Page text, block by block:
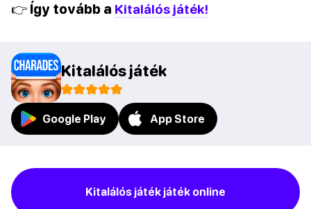
👉 Így tovább a Kitalálós játék!
Kitalálós játék
Google Play App Store
Kitalálós játék játék online